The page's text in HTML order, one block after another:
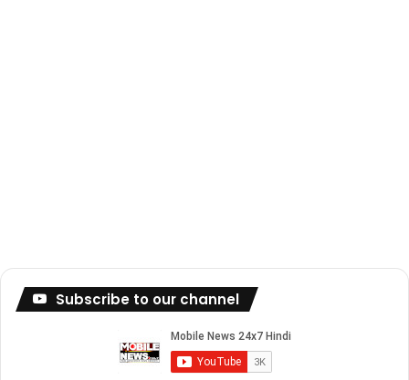
Subscribe to our channel